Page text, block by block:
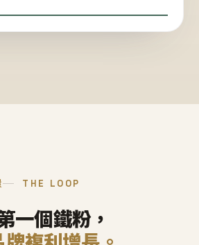
THE LOOP
一個鐵粉，